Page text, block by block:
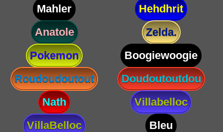
Mahler
Hehdhrit
Anatole
Zelda.
Pokemon
Boogiewoogie
Roudoudoutout
Doudoutoutdou
Nath
Villabelloc
VillaBelloc
Bleu